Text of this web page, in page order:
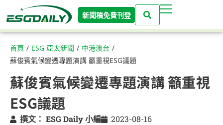
新聞稿免費刊登
首頁 / ESG 亞太新聞 / 中港澳台 /
蘇俊賓氣候變遷專題演講 籲重視ESG議題
蘇俊賓氣候變遷專題演講 籲重視
ESG議題
撰文： ESG Daily 小編 2023-08-16